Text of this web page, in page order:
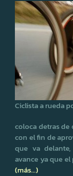
Ciclista a rueda
coloca detras
con el fin de
que va
avance ya que
(más…)